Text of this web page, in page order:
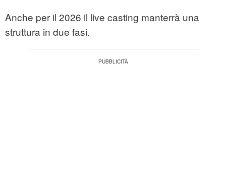
Anche per il 2026 il live casting manterrà una
struttura in due fasi.